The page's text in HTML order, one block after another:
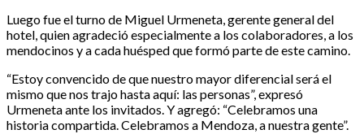
Luego fue el turno de Miguel Urmeneta, gerente general del
hotel, quien agradeció especialmente a los colaboradores, a los
mendocinos y a cada huésped que formó parte de este camino.
“Estoy convencido de que nuestro mayor diferencial será el
mismo que nos trajo hasta aquí: las personas”, expresó
Urmeneta ante los invitados. Y agregó: “Celebramos una
historia compartida. Celebramos a Mendoza, a nuestra gente”.